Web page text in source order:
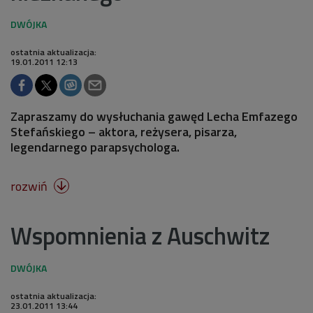
ostatnia aktualizacja:
19.01.2011 12:13
Zapraszamy do wysłuchania gawęd Lecha Emfazego
Stefańskiego – aktora, reżysera, pisarza,
legendarnego parapsychologa.
rozwiń 
Wspomnienia z Auschwitz
ostatnia aktualizacja:
23.01.2011 13:44